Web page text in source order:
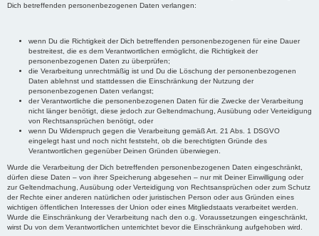
Dich betreffenden personenbezogenen Daten verlangen:
wenn Du die Richtigkeit der Dich betreffenden personenbezogenen für eine Dauer
bestreitest, die es dem Verantwortlichen ermöglicht, die Richtigkeit der
personenbezogenen Daten zu überprüfen;
die Verarbeitung unrechtmäßig ist und Du die Löschung der personenbezogenen
Daten ablehnst und stattdessen die Einschränkung der Nutzung der
personenbezogenen Daten verlangst;
der Verantwortliche die personenbezogenen Daten für die Zwecke der Verarbeitung
nicht länger benötigt, diese jedoch zur Geltendmachung, Ausübung oder Verteidigung
von Rechtsansprüchen benötigt, oder
wenn Du Widerspruch gegen die Verarbeitung gemäß Art. 21 Abs. 1 DSGVO
eingelegt hast und noch nicht feststeht, ob die berechtigten Gründe des
Verantwortlichen gegenüber Deinen Gründen überwiegen.
Wurde die Verarbeitung der Dich betreffenden personenbezogenen Daten eingeschränkt,
dürfen diese Daten – von ihrer Speicherung abgesehen – nur mit Deiner Einwilligung oder
zur Geltendmachung, Ausübung oder Verteidigung von Rechtsansprüchen oder zum Schutz
der Rechte einer anderen natürlichen oder juristischen Person oder aus Gründen eines
wichtigen öffentlichen Interesses der Union oder eines Mitgliedstaats verarbeitet werden.
Wurde die Einschränkung der Verarbeitung nach den o.g. Voraussetzungen eingeschränkt,
wirst Du von dem Verantwortlichen unterrichtet bevor die Einschränkung aufgehoben wird.